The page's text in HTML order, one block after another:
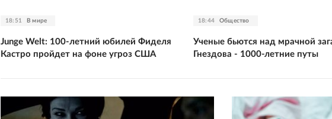
18:51 В мире
Junge Welt: 100-летний юбилей Фиделя
Кастро пройдет на фоне угроз США
18:44 Общество
Ученые бьются над мрачной
Гнездова - 1000-летние путы